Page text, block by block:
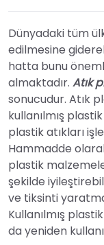
Dünyadaki tüm
edilmesine
hatta bunu
almaktadır. Atık
sonucudur. Atık
kullanılmış
plastik atıkları
Hammadde
plastik
şekilde
ve tiksinti
Kullanılmış
da yeniden